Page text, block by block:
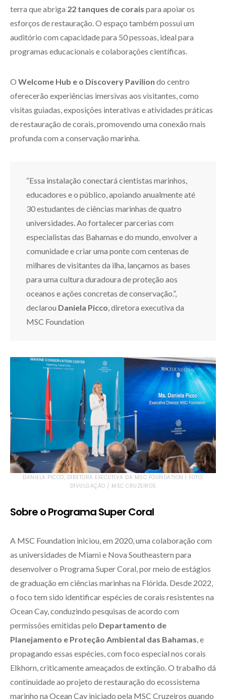
terra que abriga 22 tanques de corais para apoiar os
esforços de restauração. O espaço também possui um
auditório com capacidade para 50 pessoas, ideal para
programas educacionais e colaborações científicas.
O Welcome Hub e o Discovery Pavilion do centro
oferecerão experiências imersivas aos visitantes, como
visitas guiadas, exposições interativas e atividades práticas
de restauração de corais, promovendo uma conexão mais
profunda com a conservação marinha.
“Essa instalação conectará cientistas marinhos,
educadores e o público, apoiando anualmente até
30 estudantes de ciências marinhas de quatro
universidades. Ao fortalecer parcerias com
especialistas das Bahamas e do mundo, envolver a
comunidade e criar uma ponte com centenas de
milhares de visitantes da ilha, lançamos as bases
para uma cultura duradoura de proteção aos
oceanos e ações concretas de conservação.”,
declarou Daniela Picco, diretora executiva da
MSC Foundation
DANIELA PICCO, DIRETORA EXECUTIVA DA MSC FOUNDATION | FOTO:
DIVULGAÇÃO / MSC CRUZEIROS
Sobre o Programa Super Coral
A MSC Foundation iniciou, em 2020, uma colaboração com
as universidades de Miami e Nova Southeastern para
desenvolver o Programa Super Coral, por meio de estágios
de graduação em ciências marinhas na Flórida. Desde 2022,
o foco tem sido identificar espécies de corais resistentes na
Ocean Cay, conduzindo pesquisas de acordo com
permissões emitidas pelo Departamento de
Planejamento e Proteção Ambiental das Bahamas , e
propagando essas espécies, com foco especial nos corais
Elkhorn, criticamente ameaçados de extinção. O trabalho dá
continuidade ao projeto de restauração do ecossistema
marinho na Ocean Cay iniciado pela MSC Cruzeiros quando